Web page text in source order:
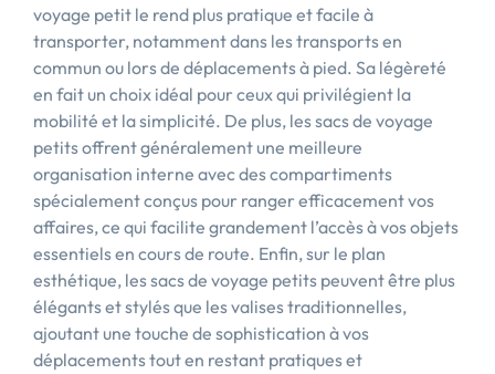
voyage petit le rend plus pratique et facile à
transporter, notamment dans les transports en
commun ou lors de déplacements à pied. Sa légèreté
en fait un choix idéal pour ceux qui privilégient la
mobilité et la simplicité. De plus, les sacs de voyage
petits offrent généralement une meilleure
organisation interne avec des compartiments
spécialement conçus pour ranger efficacement vos
affaires, ce qui facilite grandement l’accès à vos objets
essentiels en cours de route. Enfin, sur le plan
esthétique, les sacs de voyage petits peuvent être plus
élégants et stylés que les valises traditionnelles,
ajoutant une touche de sophistication à vos
déplacements tout en restant pratiques et